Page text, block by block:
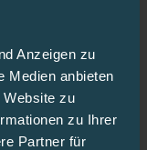
Anzeigen zu
Medien anbieten
Website zu
zu Ihrer
Partner für
zu genießen.
Der
Mustern.
nächtliche